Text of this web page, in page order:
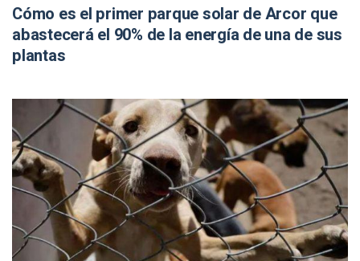
Cómo es el primer parque solar de Arcor que
abastecerá el 90% de la energía de una de sus
plantas